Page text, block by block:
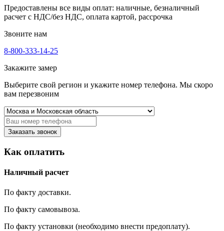
Предоставлены все виды оплат: наличные, безналичный
расчет с НДС/без НДС, оплата картой, рассрочка
Звоните нам
8-800-333-14-25
Закажите замер
Выберите свой регион и укажите номер телефона. Мы скоро
вам перезвоним
Заказать звонок
Как оплатить
Наличный расчет
По факту доставки.
По факту самовывоза.
По факту установки (необходимо внести предоплату).